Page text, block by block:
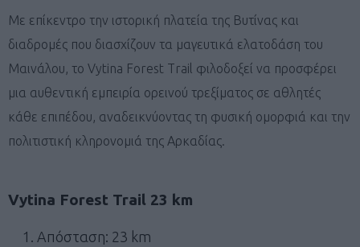
Με επίκεντρο την ιστορική πλατεία της Βυτίνας και
διαδρομές που διασχίζουν τα μαγευτικά ελατοδάση του
Μαινάλου, το Vytina Forest Trail φιλοδοξεί να προσφέρει
μια αυθεντική εμπειρία ορεινού τρεξίματος σε αθλητές
κάθε επιπέδου, αναδεικνύοντας τη φυσική ομορφιά και την
πολιτιστική κληρονομιά της Αρκαδίας.
Vytina Forest Trail 23 km
Απόσταση: 23 km